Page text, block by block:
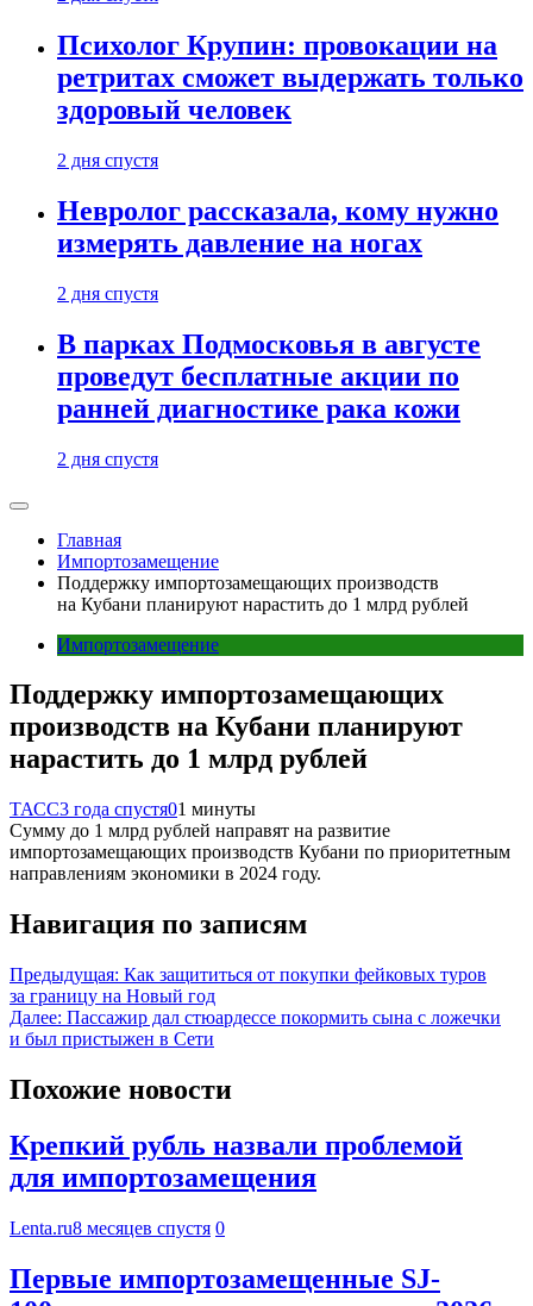
Психолог Крупин: провокации на
ретритах сможет выдержать только
здоровый человек
2 дня спустя
Невролог рассказала, кому нужно
измерять давление на ногах
2 дня спустя
В парках Подмосковья в августе
проведут бесплатные акции по
ранней диагностике рака кожи
2 дня спустя
Главная
Импортозамещение
Поддержку импортозамещающих производств
на Кубани планируют нарастить до 1 млрд рублей
Импортозамещение
Поддержку импортозамещающих
производств на Кубани планируют
нарастить до 1 млрд рублей
ТАСС3 года спустя01 минуты
Сумму до 1 млрд рублей направят на развитие
импортозамещающих производств Кубани по приоритетным
направлениям экономики в 2024 году.
Навигация по записям
Предыдущая: Как защититься от покупки фейковых туров
за границу на Новый год
Далее: Пассажир дал стюардессе покормить сына с ложечки
и был пристыжен в Сети
Похожие новости
Крепкий рубль назвали проблемой
для импортозамещения
Lenta.ru8 месяцев спустя 0
Первые импортозамещенные SJ-